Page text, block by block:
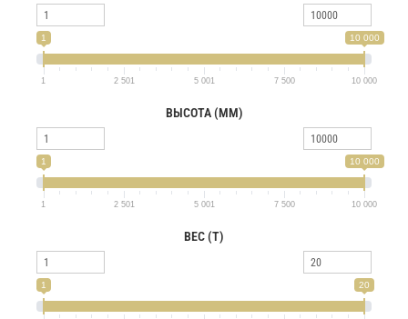
1 10 000
1 2 501 5 001 7 500 10 000
ВЫСОТА (ММ)
1 10 000
1 2 501 5 001 7 500 10 000
ВЕС (Т)
1 20